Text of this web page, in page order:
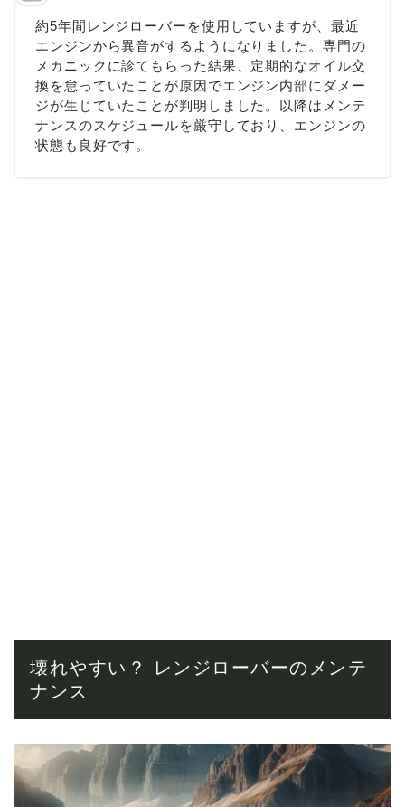
約5年間レンジローバーを使用していますが、最近
エンジンから異音がするようになりました。専門の
メカニックに診てもらった結果、定期的なオイル交
換を怠っていたことが原因でエンジン内部にダメー
ジが生じていたことが判明しました。以降はメンテ
ナンスのスケジュールを厳守しており、エンジンの
状態も良好です。
壊れやすい？ レンジローバーのメンテ
ナンス